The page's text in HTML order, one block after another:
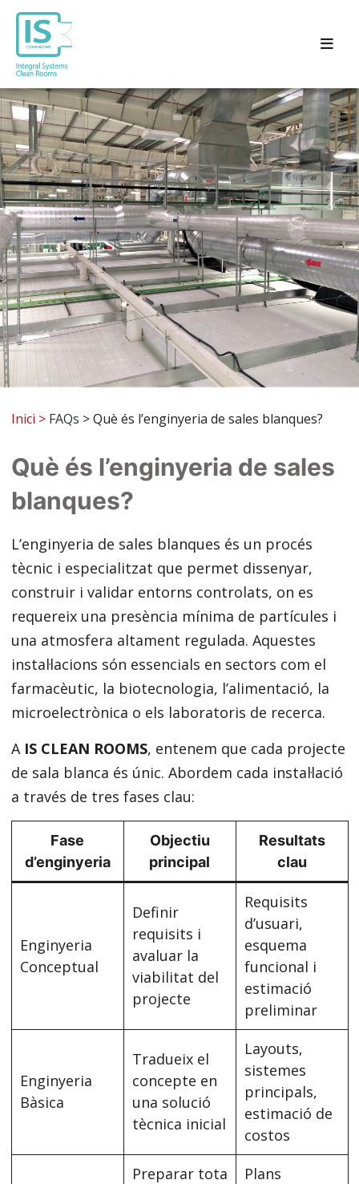
Inici > FAQs > Què és l’enginyeria de sales blanques?
Què és l’enginyeria de sales
blanques?
L’enginyeria de sales blanques és un procés
tècnic i especialitzat que permet dissenyar,
construir i validar entorns controlats, on es
requereix una presència mínima de partícules i
una atmosfera altament regulada. Aquestes
instal·lacions són essencials en sectors com el
farmacèutic, la biotecnologia, l’alimentació, la
microelectrònica o els laboratoris de recerca.
A IS CLEAN ROOMS, entenem que cada projecte
de sala blanca és únic. Abordem cada instal·lació
a través de tres fases clau:
Fase
d’enginyeria
Objectiu
principal
Resultats
clau
Enginyeria
Conceptual
Definir
requisits i
avaluar la
viabilitat del
projecte
Requisits
d’usuari,
esquema
funcional i
estimació
preliminar
Enginyeria
Bàsica
Tradueix el
concepte en
una solució
tècnica inicial
Layouts,
sistemes
principals,
estimació de
costos
Preparar tota
Plans